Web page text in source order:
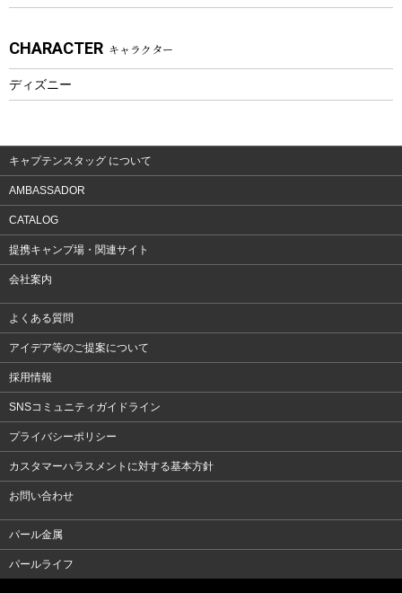
ウェア、タオル
ウェア
CHARACTER キャラクター
ディズニー
キャプテンスタッグ について
AMBASSADOR
CATALOG
提携キャンプ場・関連サイト
会社案内
よくある質問
アイデア等のご提案について
採用情報
SNSコミュニティガイドライン
プライバシーポリシー
カスタマーハラスメントに対する基本方針
お問い合わせ
パール金属
パールライフ